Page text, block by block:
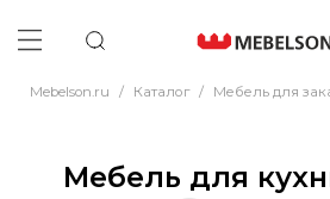
Mebelson.ru / Каталог / Мебель для
Мебель для